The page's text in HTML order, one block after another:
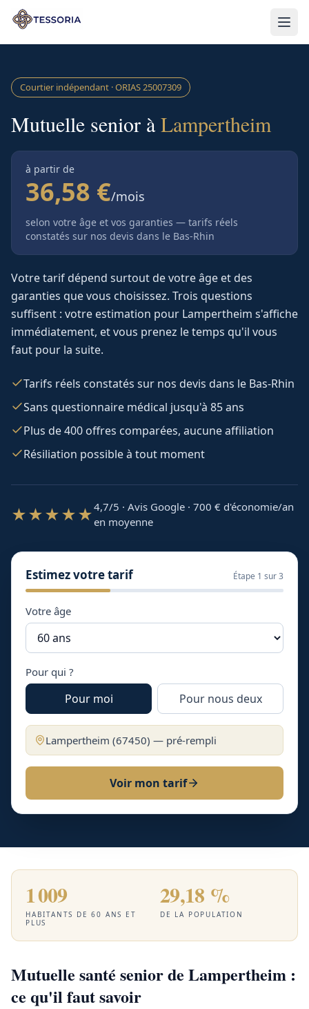
Aller au contenu principal
Courtier indépendant · ORIAS25007309
Mutuelle senior àLampertheim
à partir de
36,58 €/mois
selon votre âge et vos garanties — tarifs réels
constatés sur nos devis dans le Bas-Rhin
Votre tarif dépend surtout de votre âge et des
garanties que vous choisissez. Trois questions
suffisent : votre estimation pour Lampertheim s'affiche
immédiatement, et vous prenez le temps qu'il vous
faut pour la suite.
Tarifs réels constatés sur nos devis dans le Bas-Rhin
Sans questionnaire médical jusqu'à 85 ans
Plus de 400 offres comparées, aucune affiliation
Résiliation possible à tout moment
★★★★★4,7/5 · Avis Google · 700 € d'économie/an
en moyenne
Estimez votre tarif Étape 1 sur 3
Votre âge
Pour qui ?
Pour moi Pour nous deux
Lampertheim (67450) — pré-rempli
Voir mon tarif
1 009
HABITANTS DE 60 ANS ET
PLUS
29,18 %
DE LA POPULATION
Mutuelle santé senior de Lampertheim :
ce qu'il faut savoir